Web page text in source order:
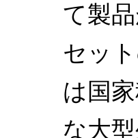
て製
セッ
は国
な大